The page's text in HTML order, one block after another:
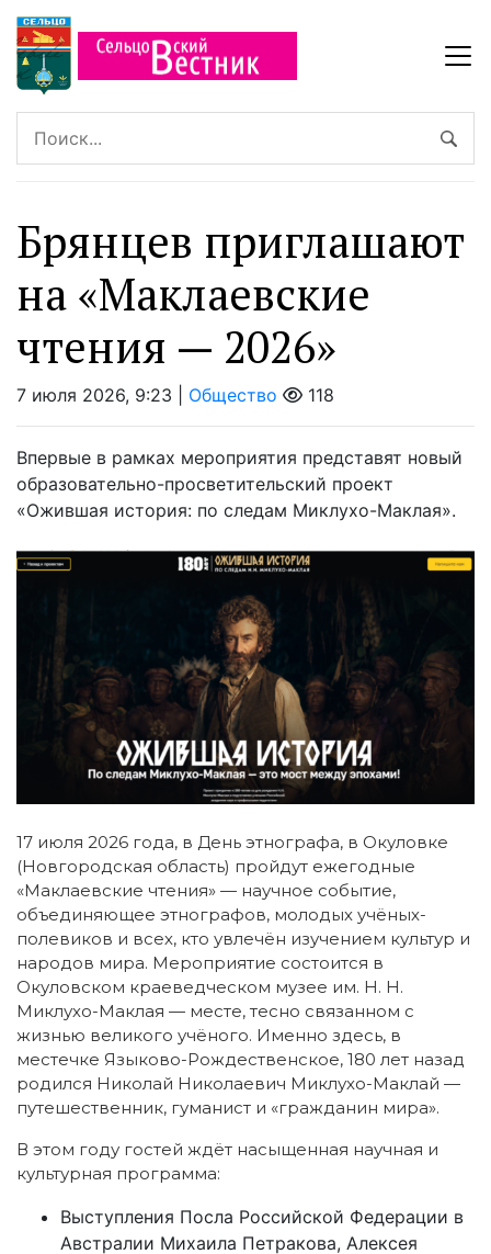
Брянцев приглашают
на «Маклаевские
чтения — 2026»
7 июля 2026, 9:23 | Общество 118
Впервые в рамках мероприятия представят новый
образовательно-просветительский проект
«Ожившая история: по следам Миклухо-Маклая».
17 июля 2026 года, в День этнографа, в Окуловке
(Новгородская область) пройдут ежегодные
«Маклаевские чтения» — научное событие,
объединяющее этнографов, молодых учёных-
полевиков и всех, кто увлечён изучением культур и
народов мира. Мероприятие состоится в
Окуловском краеведческом музее им. Н. Н.
Миклухо-Маклая — месте, тесно связанном с
жизнью великого учёного. Именно здесь, в
местечке Языково-Рождественское, 180 лет назад
родился Николай Николаевич Миклухо-Маклай —
путешественник, гуманист и «гражданин мира».
В этом году гостей ждёт насыщенная научная и
культурная программа:
Выступления Посла Российской Федерации в
Австралии Михаила Петракова, Алексея